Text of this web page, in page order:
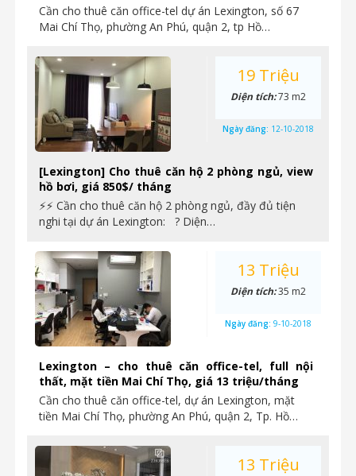
Cần cho thuê căn office-tel dự án Lexington, số 67
Mai Chí Thọ, phường An Phú, quận 2, tp Hồ…
[Lexington] Cho thuê căn hộ 2 phòng ngủ, view
hồ bơi, giá 850$/ tháng
⚡⚡ Cần cho thuê căn hộ 2 phòng ngủ, đầy đủ tiện
nghi tại dự án Lexington: ? Diện…
19 Triệu
Diện tích:73 m2
Ngày đăng: 12-10-2018
Lexington – cho thuê căn office-tel, full nội
thất, mặt tiền Mai Chí Thọ, giá 13 triệu/tháng
Cần cho thuê căn office-tel, dự án Lexington, mặt
tiền Mai Chí Thọ, phường An Phú, quận 2, Tp. Hồ…
13 Triệu
Diện tích:35 m2
Ngày đăng: 9-10-2018
13 Triệu